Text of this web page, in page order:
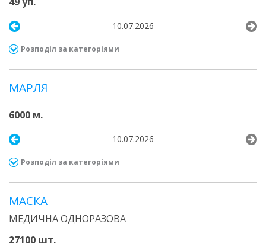
10.07.2026
Розподіл за категоріями
МАРЛЯ
6000 м.
10.07.2026
Розподіл за категоріями
МАСКА
МЕДИЧНА ОДНОРАЗОВА
27100 шт.